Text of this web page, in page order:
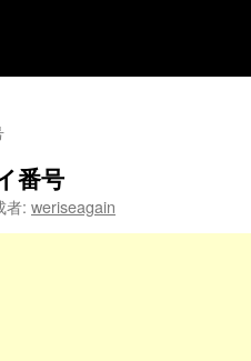
番号
者: weriseagain